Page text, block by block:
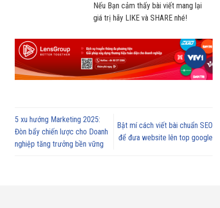
Nếu Bạn cảm thấy bài viết mang lại
giá trị hãy LIKE và SHARE nhé!
5 xu hướng Marketing 2025:
Đòn bẩy chiến lược cho Doanh
nghiệp tăng trưởng bền vững
Bật mí cách viết bài chuẩn SEO
để đưa website lên top google